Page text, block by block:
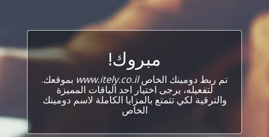
مبروك!
تم ربط دومينك الخاصwww.itely.co.il بموقعك.
لتفعيله، يرجى اختيار احد الباقات المميزة
والترقية لكي تتمتع بالمزايا الكاملة لاسم دومينك
الخاص